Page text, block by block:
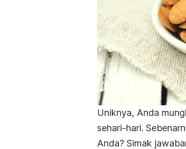
Uniknya, Anda
sehari-hari.
Anda? Simak